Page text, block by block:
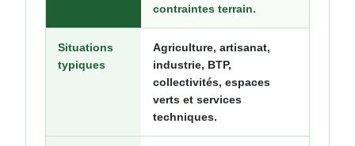
contraintes terrain.
Situations
typiques
Agriculture, artisanat,
industrie, BTP,
collectivités, espaces
verts et services
techniques.